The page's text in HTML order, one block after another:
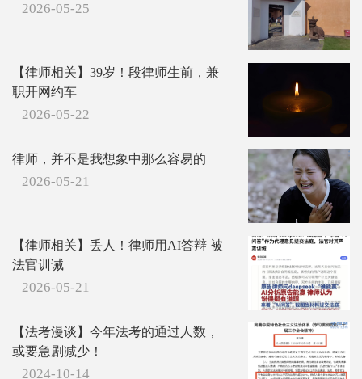
2026-05-25
【律师相关】39岁！段律师生前，兼
职开网约车
2026-05-22
律师，并不是我想象中那么容易的
2026-05-21
【律师相关】丢人！律师用AI答辩 被
法官训诫
2026-05-21
【法考漫谈】今年法考的通过人数，
或要急剧减少！
2024-10-14